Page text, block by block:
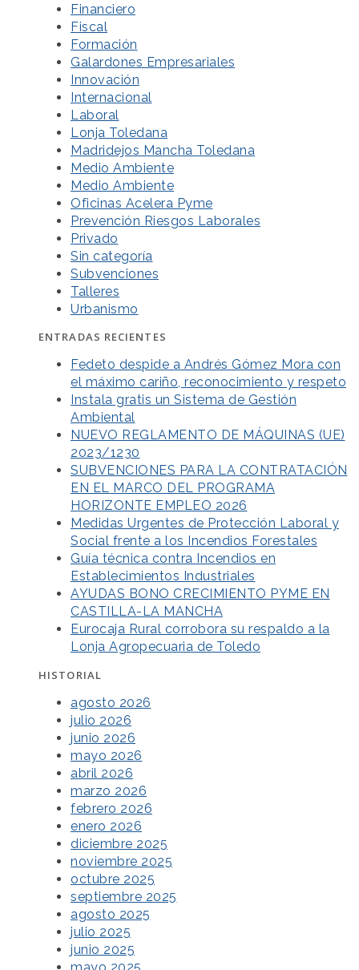
Financiero
Fiscal
Formación
Galardones Empresariales
Innovación
Internacional
Laboral
Lonja Toledana
Madridejos Mancha Toledana
Medio Ambiente
Medio Ambiente
Oficinas Acelera Pyme
Prevención Riesgos Laborales
Privado
Sin categoría
Subvenciones
Talleres
Urbanismo
ENTRADAS RECIENTES
Fedeto despide a Andrés Gómez Mora con
el máximo cariño, reconocimiento y respeto
Instala gratis un Sistema de Gestión
Ambiental
NUEVO REGLAMENTO DE MÁQUINAS (UE)
2023/1230
SUBVENCIONES PARA LA CONTRATACIÓN
EN EL MARCO DEL PROGRAMA
HORIZONTE EMPLEO 2026
Medidas Urgentes de Protección Laboral y
Social frente a los Incendios Forestales
Guía técnica contra Incendios en
Establecimientos Industriales
AYUDAS BONO CRECIMIENTO PYME EN
CASTILLA-LA MANCHA
Eurocaja Rural corrobora su respaldo a la
Lonja Agropecuaria de Toledo
HISTORIAL
agosto 2026
julio 2026
junio 2026
mayo 2026
abril 2026
marzo 2026
febrero 2026
enero 2026
diciembre 2025
noviembre 2025
octubre 2025
septiembre 2025
agosto 2025
julio 2025
junio 2025